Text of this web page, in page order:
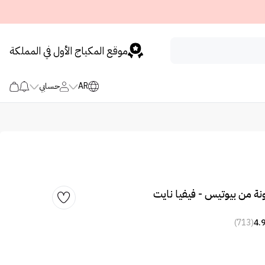
موقع المكياج الأول في المملكة
AR حسابي
من بيوتيس - فيفيا نايت
4.9
(713)